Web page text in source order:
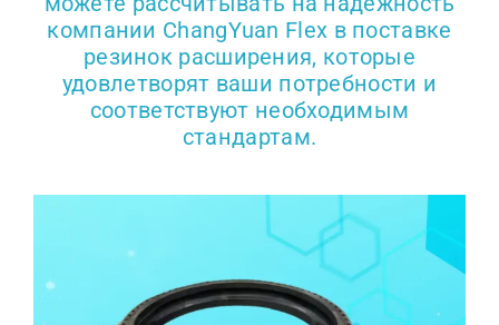
компании ChangYuan Flex в поставке
резинок расширения, которые
удовлетворят ваши потребности и
соответствуют необходимым
стандартам.